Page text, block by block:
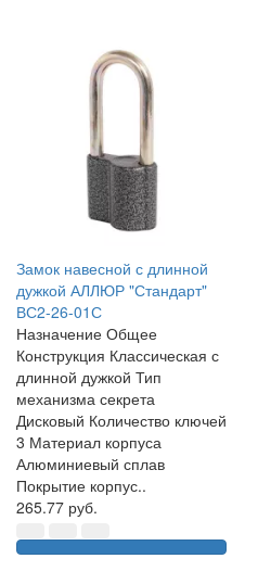
Замок навесной с длинной
дужкой АЛЛЮР "Стандарт"
ВС2-26-01С
Назначение Общее
Конструкция Классическая с
длинной дужкой Тип
механизма секрета
Дисковый Количество ключей
3 Материал корпуса
Алюминиевый сплав
Покрытие корпус..
265.77 руб.